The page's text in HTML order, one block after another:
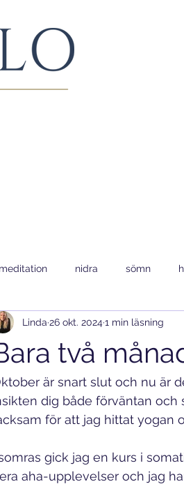
meditation nidra sömn
sensing yin yoga sorg
två
Linda 26 okt. 2024 1 min läsning
är snart slut och nu är
dig både förväntan och
för att jag hittat yogan
gick jag en kurs i
aha-upplevelser och jag